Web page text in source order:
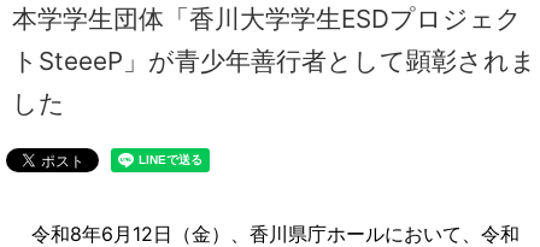
を
開
く
本学学生団体「香川大学学生ESDプロジェク
トSteeeP」が青少年善行者として顕彰されま
した
令和8年6月12日（金）、香川県庁ホールにおいて、令和